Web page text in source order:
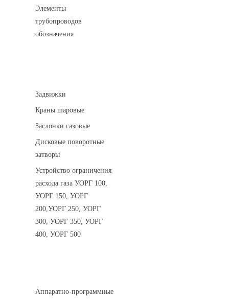
Элементы
трубопроводов
обозначения
Задвижки
Краны шаровые
Заслонки газовые
Дисковые поворотные
затворы
Устройство ограничения
расхода газа УОРГ 100,
УОРГ 150, УОРГ
200,УОРГ 250, УОРГ
300, УОРГ 350, УОРГ
400, УОРГ 500
Аппаратно-программные